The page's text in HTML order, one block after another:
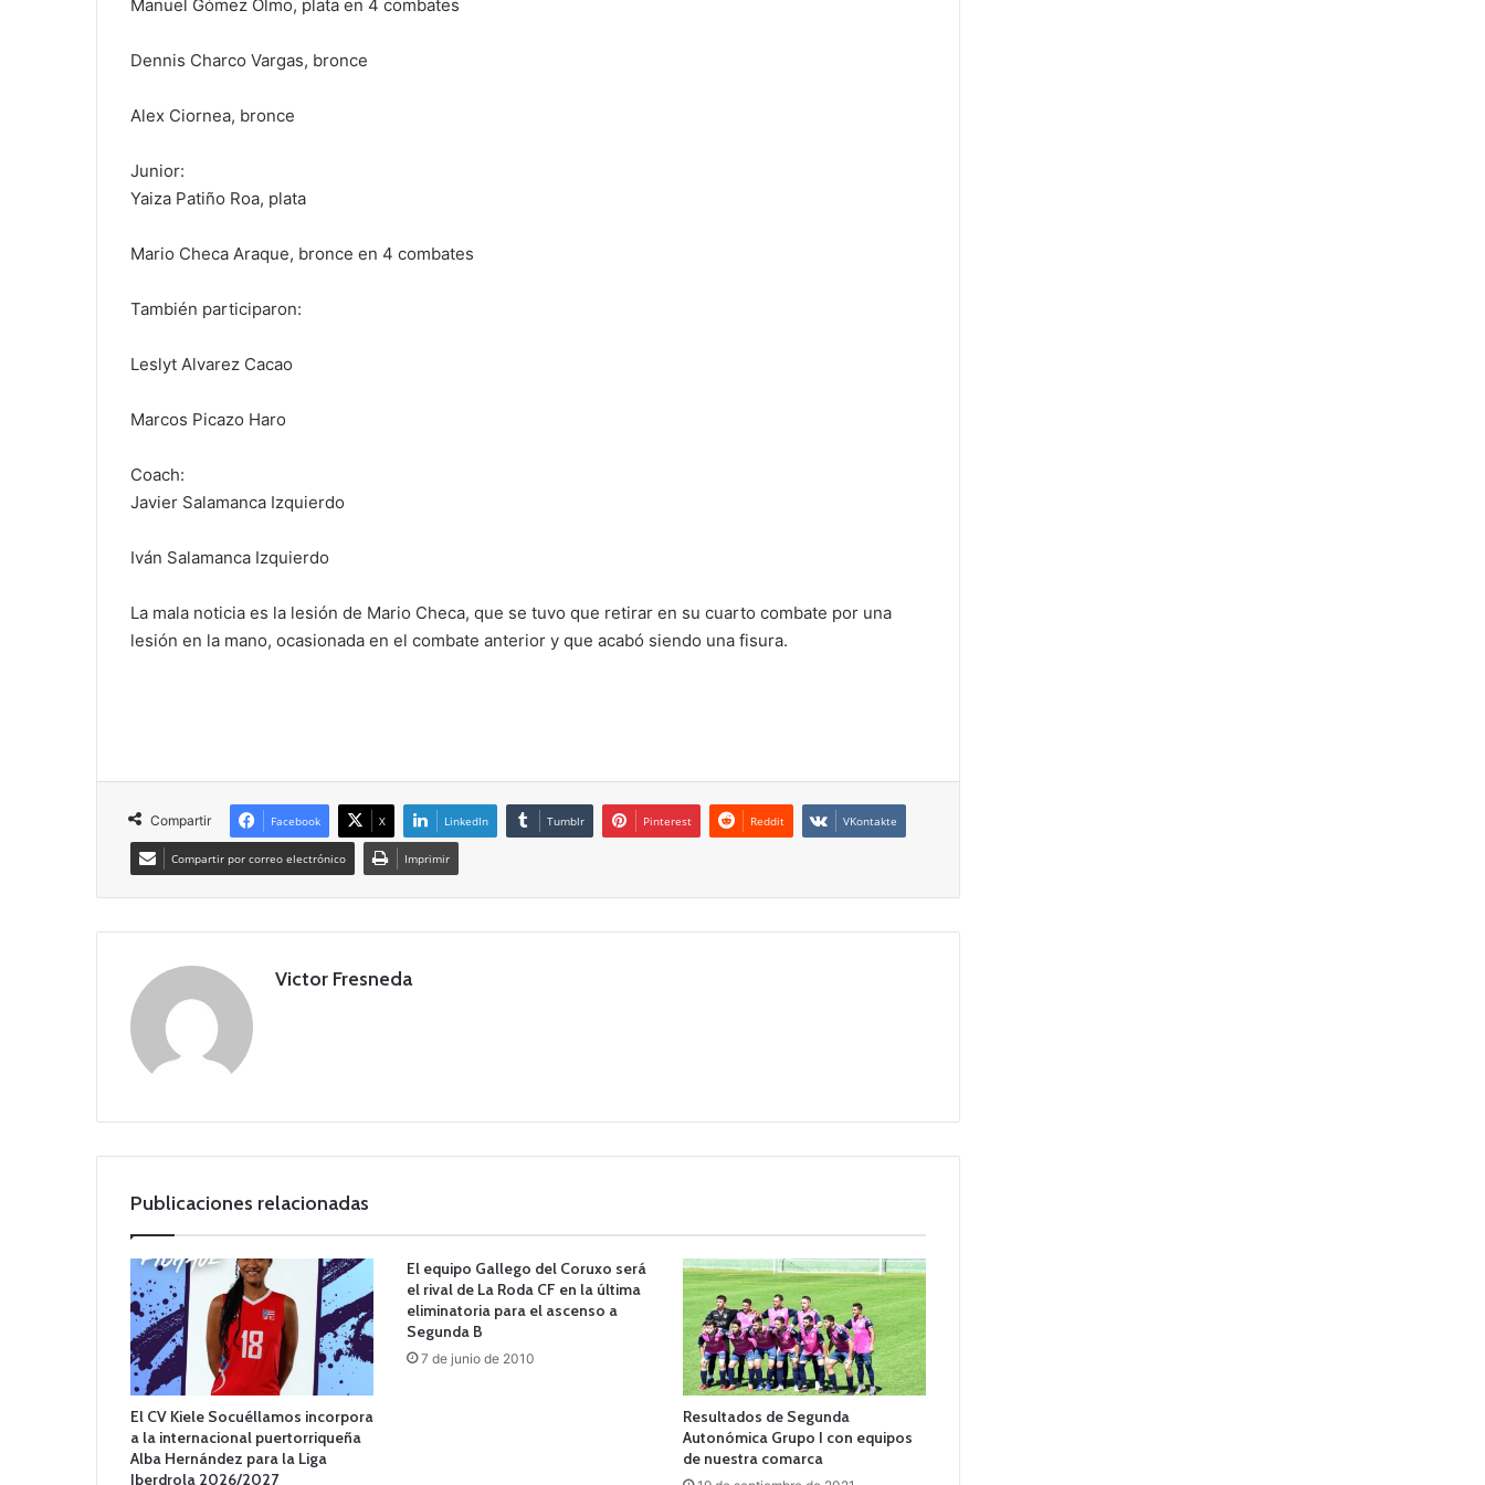
Manuel Gómez Olmo, plata en 4 combates
Dennis Charco Vargas, bronce
Alex Ciornea, bronce
Junior:
Yaiza Patiño Roa, plata
Mario Checa Araque, bronce en 4 combates
También participaron:
Leslyt Alvarez Cacao
Marcos Picazo Haro
Coach:
Javier Salamanca Izquierdo
Iván Salamanca Izquierdo
La mala noticia es la lesión de Mario Checa, que se tuvo que retirar en su cuarto combate por una
lesión en la mano, ocasionada en el combate anterior y que acabó siendo una fisura.
Compartir Facebook X LinkedIn Tumblr Pinterest Reddit VKontakte
Compartir por correo electrónico Imprimir
Victor Fresneda
Publicaciones relacionadas
El CV Kiele Socuéllamos incorpora
a la internacional puertorriqueña
Alba Hernández para la Liga
Iberdrola 2026/2027
El equipo Gallego del Coruxo será
el rival de La Roda CF en la última
eliminatoria para el ascenso a
Segunda B
7 de junio de 2010
Resultados de Segunda
Autonómica Grupo I con equipos
de nuestra comarca